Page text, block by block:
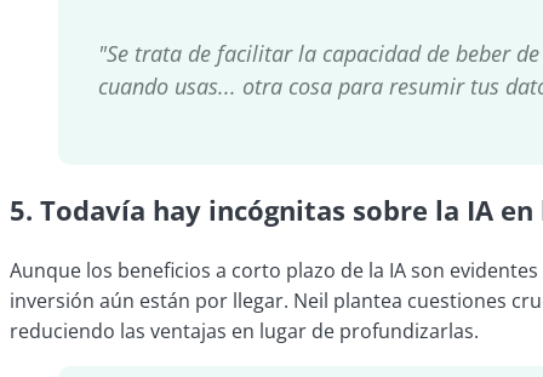
"Se trata de facilitar la capacidad de beber
cuando usas... otra cosa para resumir tus
5. Todavía hay incógnitas sobre la IA
Aunque los beneficios a corto plazo de la IA son
inversión aún están por llegar. Neil plantea cuestiones
reduciendo las ventajas en lugar de profundizarlas.